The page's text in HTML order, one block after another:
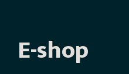
E-shop